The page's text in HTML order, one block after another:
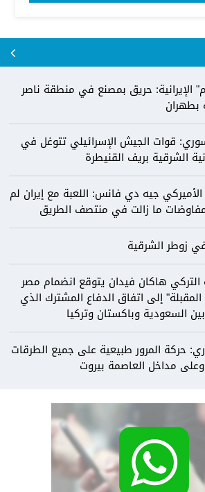
الإيرانية: حريق بمصنع في منطقة ناصر
بطهران
قوات الجيش الإسرائيلي تتوغل في
الشرقية بريف القنيطرة
جيه دي فانس: اللعبة مع إيران لم
ما زالت في منتصف الطريق
زوطر الشرقية
التركي هاكان فيدان يتوقع انضمام مصر
إلى اتفاق الدفاع المشترك الذي
السعودية وباكستان وتركيا
‏⁧‫حركة المرور‬⁩ طبيعية على جميع الطرقات
مداخل العاصمة ⁧‫بيروت